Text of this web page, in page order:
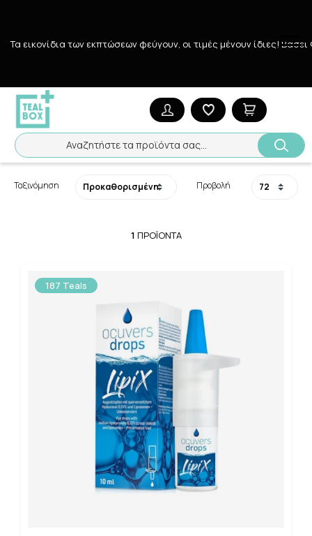
Τα εικονίδια των εκπτώσεων φεύγουν, οι τιμές μένουν ίδιες!
Αναζητήστε τα προϊόντα σας...
Αναζήτηση
Αρχική Εταιρίες Ocris
Ocris
Ταξινόμηση Προβολή
1 ΠΡΟΪΌΝΤΑ
187 Teals